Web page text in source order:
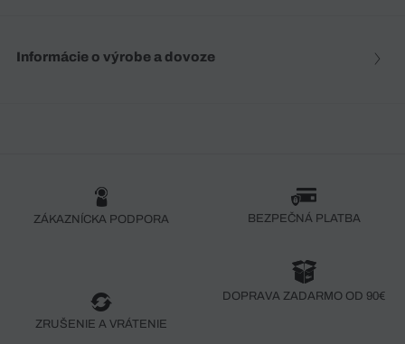
Informácie o výrobe a dovoze
ZÁKAZNÍCKA PODPORA BEZPEČNÁ PLATBA
ZRUŠENIE A VRÁTENIE
DOPRAVA ZADARMO OD 90€